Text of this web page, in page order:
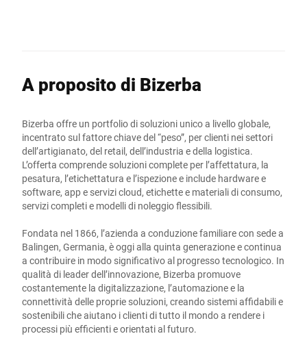
A proposito di Bizerba
Bizerba offre un portfolio di soluzioni unico a livello globale,
incentrato sul fattore chiave del “peso”, per clienti nei settori
dell’artigianato, del retail, dell’industria e della logistica.
L’offerta comprende soluzioni complete per l’affettatura, la
pesatura, l’etichettatura e l’ispezione e include hardware e
software, app e servizi cloud, etichette e materiali di consumo,
servizi completi e modelli di noleggio flessibili.
Fondata nel 1866, l’azienda a conduzione familiare con sede a
Balingen, Germania, è oggi alla quinta generazione e continua
a contribuire in modo significativo al progresso tecnologico. In
qualità di leader dell’innovazione, Bizerba promuove
costantemente la digitalizzazione, l’automazione e la
connettività delle proprie soluzioni, creando sistemi affidabili e
sostenibili che aiutano i clienti di tutto il mondo a rendere i
processi più efficienti e orientati al futuro.